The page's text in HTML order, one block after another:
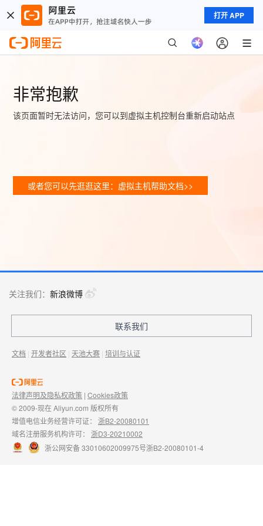
打开 APP
非常抱歉
该页面暂时无法访问，您可以到虚拟主机控制台重新启动站点
或者您可以先逛逛这里：虚拟主机帮助文档>>